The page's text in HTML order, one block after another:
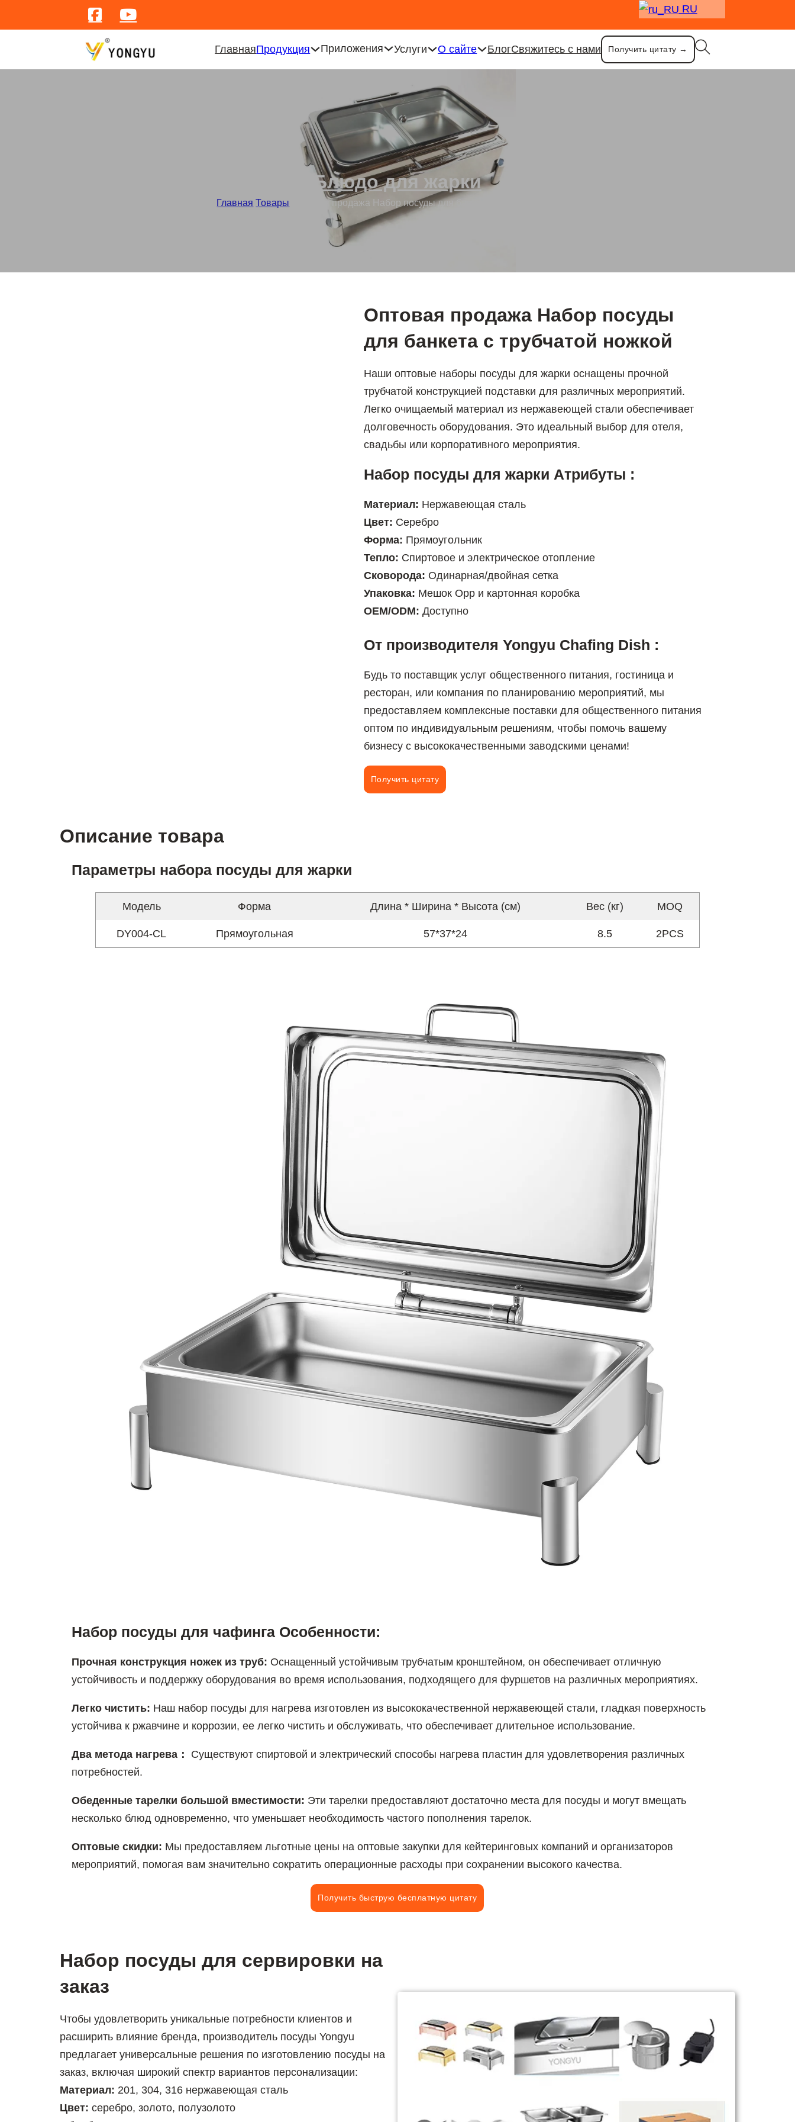
RU
ГлавнаяПродукция Приложения Услуги О сайте БлогСвяжитесь с нами Получить цитату →
Блюдо для жарки
Главная /Товары Оптовая продажа Набор посуды для банкета с трубчатой ножкой
Оптовая продажа Набор посуды
для банкета с трубчатой ножкой
Наши оптовые наборы посуды для жарки оснащены прочной
трубчатой конструкцией подставки для различных мероприятий.
Легко очищаемый материал из нержавеющей стали обеспечивает
долговечность оборудования. Это идеальный выбор для отеля,
свадьбы или корпоративного мероприятия.
Набор посуды для жарки Атрибуты :
Материал: Нержавеющая сталь
Цвет: Серебро
Форма: Прямоугольник
Тепло: Спиртовое и электрическое отопление
Сковорода: Одинарная/двойная сетка
Упаковка: Мешок Opp и картонная коробка
OEM/ODM: Доступно
От производителя Yongyu Chafing Dish :
Будь то поставщик услуг общественного питания, гостиница и
ресторан, или компания по планированию мероприятий, мы
предоставляем комплексные поставки для общественного питания
оптом по индивидуальным решениям, чтобы помочь вашему
бизнесу с высококачественными заводскими ценами!
Получить цитату
Описание товара
Параметры набора посуды для жарки
Модель Форма Длина * Ширина * Высота (см) Вес (кг) MOQ
DY004-CL Прямоугольная 57*37*24 8.5 2PCS
Набор посуды для чафинга Особенности:
Прочная конструкция ножек из труб: Оснащенный устойчивым трубчатым кронштейном, он обеспечивает отличную
устойчивость и поддержку оборудования во время использования, подходящего для фуршетов на различных мероприятиях.
Легко чистить: Наш набор посуды для нагрева изготовлен из высококачественной нержавеющей стали, гладкая поверхность
устойчива к ржавчине и коррозии, ее легко чистить и обслуживать, что обеспечивает длительное использование.
Два метода нагрева：
Существуют спиртовой и электрический способы нагрева пластин для удовлетворения различных
потребностей.
Обеденные тарелки большой вместимости: Эти тарелки предоставляют достаточно места для посуды и могут вмещать
несколько блюд одновременно, что уменьшает необходимость частого пополнения тарелок.
Оптовые скидки: Мы предоставляем льготные цены на оптовые закупки для кейтеринговых компаний и организаторов
мероприятий, помогая вам значительно сократить операционные расходы при сохранении высокого качества.
Получить быструю бесплатную цитату
Набор посуды для сервировки на
заказ
Чтобы удовлетворить уникальные потребности клиентов и
расширить влияние бренда, производитель посуды Yongyu
предлагает универсальные решения по изготовлению посуды на
заказ, включая широкий спектр вариантов персонализации:
Материал: 201, 304, 316 нержавеющая сталь
Цвет: серебро, золото, полузолото